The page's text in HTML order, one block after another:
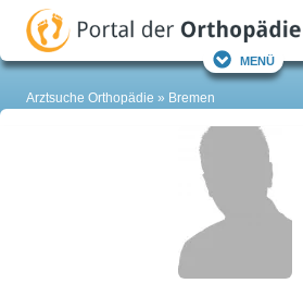
Menü
Arztsuche Orthopädie Bremen